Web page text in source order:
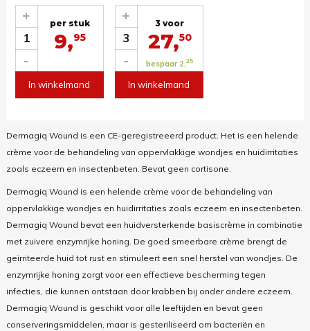
1
-
+ per stuk
9,95
In winkelmand
3
-
+ 3 voor
27,50
bespaar 2,35
In winkelmand
Dermagiq Wound is een CE-geregistreeerd product. Het is een helende
crème voor de behandeling van oppervlakkige wondjes en huidirritaties
zoals eczeem en insectenbeten. Bevat geen cortisone.
Dermagiq Wound is een helende crème voor de behandeling van
oppervlakkige wondjes en huidirritaties zoals eczeem en insectenbeten.
Dermagiq Wound bevat een huidversterkende basiscrème in combinatie
met zuivere enzymrijke honing. De goed smeerbare crème brengt de
geïrriteerde huid tot rust en stimuleert een snel herstel van wondjes. De
enzymrijke honing zorgt voor een effectieve bescherming tegen
infecties, die kunnen ontstaan door krabben bij onder andere eczeem.
Dermagiq Wound is geschikt voor alle leeftijden en bevat geen
conserveringsmiddelen, maar is gesteriliseerd om bacteriën en